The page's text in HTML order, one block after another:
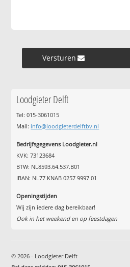
Versturen »
Loodgieter Delft
Tel: 015-3061015
Mail: info@loodgieterdelftbv.nl
Bedrijfsgegevens Loodgieter.nl
KVK: 73123684
BTW: NL8593.64.537.B01
IBAN: NL77 KNAB 0257 9997 01
Openingstijden
Wij zijn iedere dag bereikbaar!
Ook in het weekend en op feestdagen
© 2026 - Loodgieter Delft